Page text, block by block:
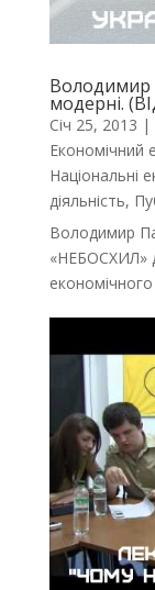
Володимир
модерні.
Січ 25, 2013 |
Економічний
Національні
діяльність,
Володимир
«НЕБОСХИЛ»